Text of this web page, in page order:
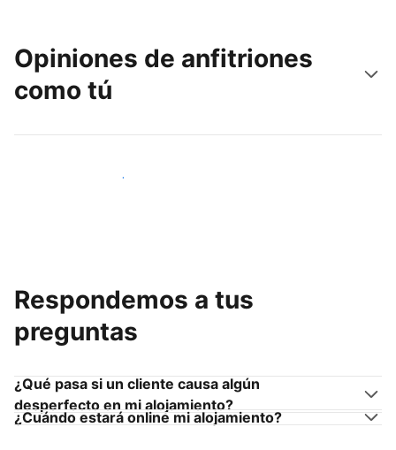
Opiniones de anfitriones
como tú
Únete a anfitriones como tú
Respondemos a tus
preguntas
¿Qué pasa si un cliente causa algún
desperfecto en mi alojamiento?
¿Cuándo estará online mi alojamiento?